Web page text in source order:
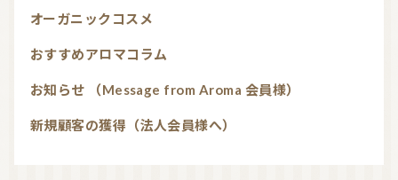
オーガニックコスメ
おすすめアロマコラム
お知らせ （Message from Aroma 会員様）
新規顧客の獲得（法人会員様へ）